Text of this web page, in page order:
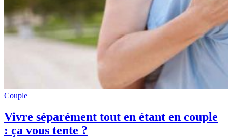
Couple
Vivre séparément tout en étant en couple
: ça vous tente ?